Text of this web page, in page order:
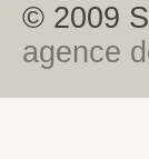
© 2009
agence